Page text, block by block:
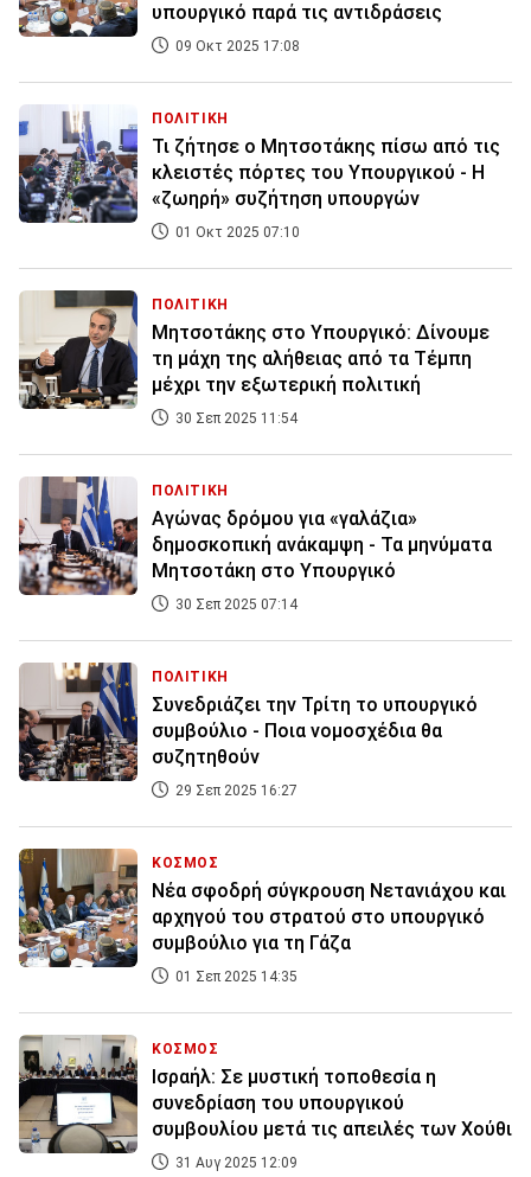
υπουργικό παρά τις αντιδράσεις
09 Οκτ 2025 17:08
ΠΟΛΙΤΙΚΗ
Τι ζήτησε ο Μητσοτάκης πίσω από τις
κλειστές πόρτες του Υπουργικού - Η
«ζωηρή» συζήτηση υπουργών
01 Οκτ 2025 07:10
ΠΟΛΙΤΙΚΗ
Μητσοτάκης στο Υπουργικό: Δίνουμε
τη μάχη της αλήθειας από τα Τέμπη
μέχρι την εξωτερική πολιτική
30 Σεπ 2025 11:54
ΠΟΛΙΤΙΚΗ
Αγώνας δρόμου για «γαλάζια»
δημοσκοπική ανάκαμψη - Τα μηνύματα
Μητσοτάκη στο Υπουργικό
30 Σεπ 2025 07:14
ΠΟΛΙΤΙΚΗ
Συνεδριάζει την Τρίτη το υπουργικό
συμβούλιο - Ποια νομοσχέδια θα
συζητηθούν
29 Σεπ 2025 16:27
ΚΟΣΜΟΣ
Νέα σφοδρή σύγκρουση Νετανιάχου και
αρχηγού του στρατού στο υπουργικό
συμβούλιο για τη Γάζα
01 Σεπ 2025 14:35
ΚΟΣΜΟΣ
Ισραήλ: Σε μυστική τοποθεσία η
συνεδρίαση του υπουργικού
συμβουλίου μετά τις απειλές των Χούθι
31 Αυγ 2025 12:09